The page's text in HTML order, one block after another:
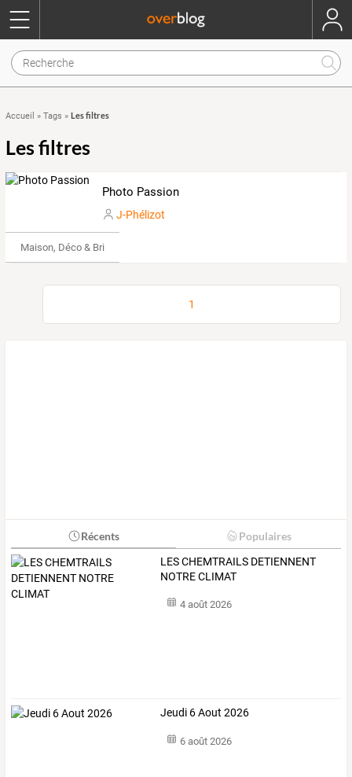
Accueil » Tags » Les filtres
Les filtres
Photo Passion
J-Phélizot
Maison, Déco & Bricolage
1
Récents Populaires
LES CHEMTRAILS DETIENNENT
NOTRE CLIMAT
4 août 2026
Jeudi 6 Aout 2026
6 août 2026